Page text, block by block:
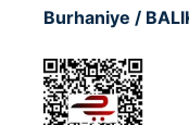
Burhaniye /